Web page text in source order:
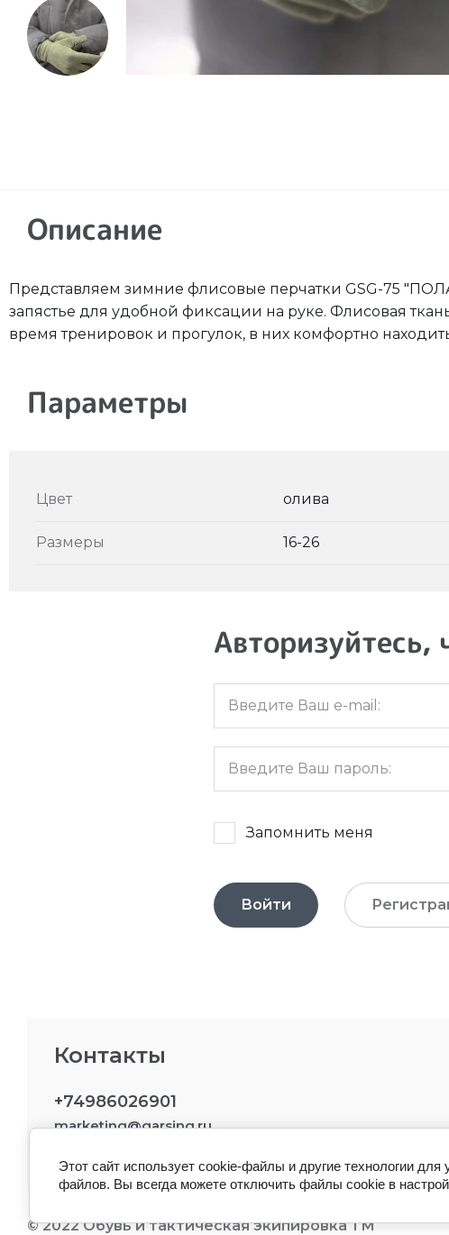
Описание
Представляем зимние флисовые перчатки GSG-75
запястье для удобной фиксации на руке. Флисовая
время тренировок и прогулок, в них комфортно
Параметры
Цвет олива
Размеры 16-26
Запомнить меня
Войти
Контакты
+74986026901
marketing@garsing.ru
© 2022 Обувь и тактическая экипировка ТМ
Этот сайт использует cookie-файлы и другие технологии
файлов. Вы всегда можете отключить файлы cookie в